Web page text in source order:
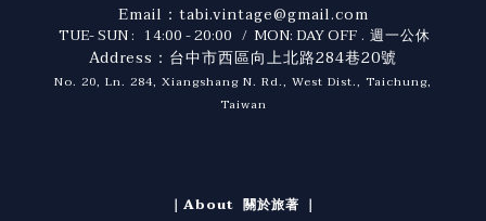
Email：tabi.vintage@gmail.com
TUE- SUN : 14:00 - 20:00 / MON: DAY OFF . 週一公休
Address：台中市西區向上北路284巷20號
No. 20, Ln. 284, Xiangshang N. Rd., West Dist., Taichung,
Taiwan
｜About 關於旅著 ｜